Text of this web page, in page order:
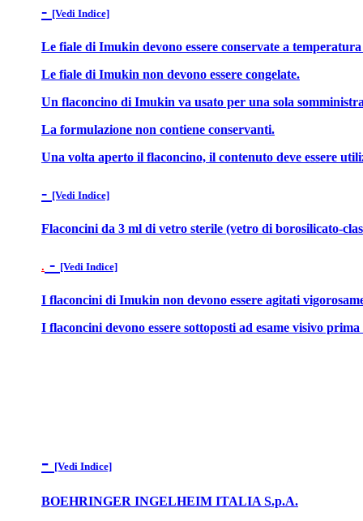
- [Vedi Indice]
Le fiale di Imukin devono essere conservate a
Le fiale di Imukin non devono essere congelate.
Un flaconcino di Imukin va usato per una sola
La formulazione non contiene conservanti.
Una volta aperto il flaconcino, il contenuto deve essere
- [Vedi Indice]
Flaconcini da 3 ml di vetro sterile (vetro di borosilicato-
. - [Vedi Indice]
I flaconcini di Imukin non devono essere agitati
I flaconcini devono essere sottoposti ad esame visivo
- [Vedi Indice]
BOEHRINGER INGELHEIM ITALIA S.p.A.